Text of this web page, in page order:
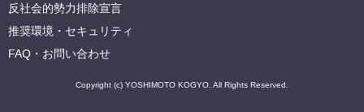
反社会的勢力排除宣言
推奨環境・セキュリティ
FAQ・お問い合わせ
Copyright (c) YOSHIMOTO KOGYO. All Rights Reserved.